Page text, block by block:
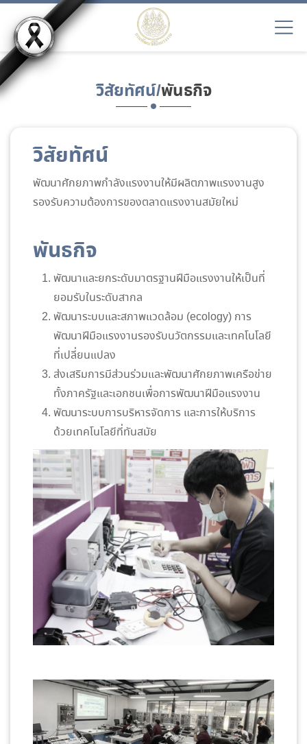
วิสัยทัศน์/พันธกิจ
วิสัยทัศน์
พัฒนาศักยภาพกำลังแรงงานให้มีผลิตภาพแรงงานสูง
รองรับความต้องการของตลาดแรงงานสมัยใหม่
พันธกิจ
พัฒนาและยกระดับมาตรฐานฝีมือแรงงานให้เป็นที่
ยอมรับในระดับสากล
พัฒนาระบบและสภาพแวดล้อม (ecology) การ
พัฒนาฝีมือแรงงานรองรับนวัตกรรมและเทคโนโลยี
ที่เปลี่ยนแปลง
ส่งเสริมการมีส่วนร่วมและพัฒนาศักยภาพเครือข่าย
ทั้งภาครัฐและเอกชนเพื่อการพัฒนาฝีมือแรงงาน
พัฒนาระบบการบริหารจัดการ และการให้บริการ
ด้วยเทคโนโลยีที่ทันสมัย